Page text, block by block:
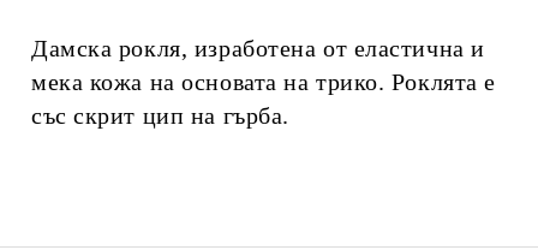
Дамска рокля, изработена от еластична и
мека кожа на основата на трико. Роклята е
със скрит цип на гърба.